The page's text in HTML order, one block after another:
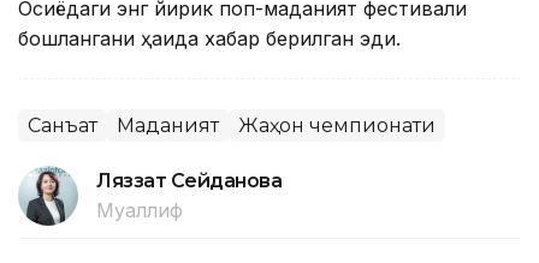
Осиёдаги энг йирик поп-маданият фестивали
бошлангани ҳақида хабар берилган эди.
Санъат Маданият Жаҳон чемпионати
Ляззат Сейданова
Муаллиф